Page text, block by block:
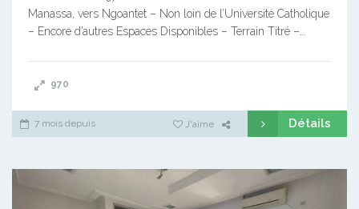
Manassa, vers Ngoantet – Non loin de l’Université Catholique
– Encore d’autres Espaces Disponibles – Terrain Titré –…
970
7 mois depuis J'aime Détails